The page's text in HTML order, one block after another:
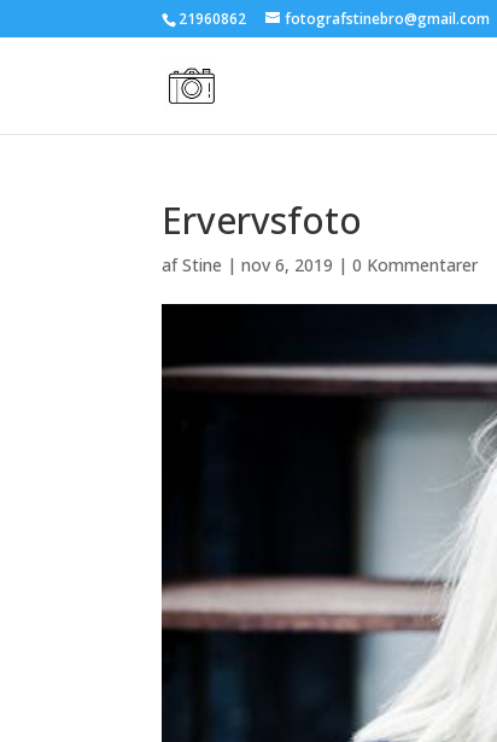
21960862 fotografstinebro@gmail.com
Ervervsfoto
afStine |nov 6, 2019 |0 Kommentarer